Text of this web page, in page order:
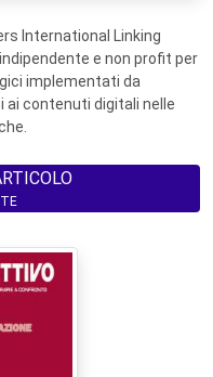
International Linking
e non profit per
implementati da
ai contenuti digitali nelle